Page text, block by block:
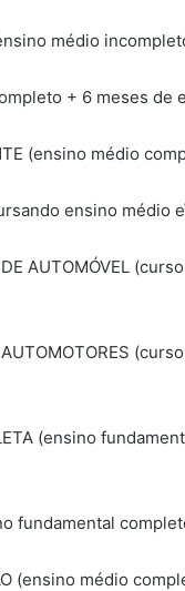
médio
+ 6 meses de
(ensino médio
ensino médio
DE AUTOMÓVEL
AUTOMOTORES
(ensino
fundamental
(ensino médio